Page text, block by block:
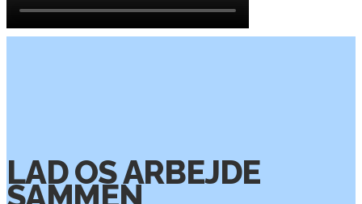
LAD OS ARBEJDE
SAMMEN